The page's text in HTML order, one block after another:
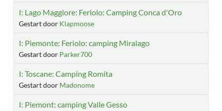
I: Lago Maggiore: Feriolo: Camping Conca d'Oro
Gestart door Klapmoose
I: Piemonte: Feriolo: camping Miralago
Gestart door Parker700
I: Toscane: Camping Romita
Gestart door Madonome
I: Piemont: camping Valle Gesso